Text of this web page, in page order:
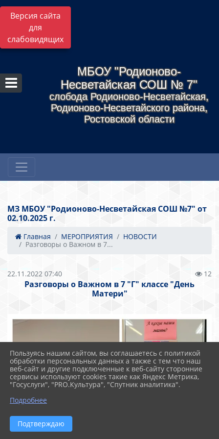
Версия сайта
для
слабовидящих
МБОУ "Родионово-
Несветайская СОШ № 7"
слобода Родионово-Несветайская,
Родионово-Несветайского района,
Ростовской области
МЗ МБОУ "Родионово-Несветайская СОШ №7" от
02.10.2025 г.
Главная МЕРОПРИЯТИЯ
НОВОСТИ
Разговоры о Важном в 7...
22.11.2022 07:40 12
Разговоры о Важном в 7 "Г" классе "День
Матери"
Пользуясь нашим сайтом, вы соглашаетесь с политикой
обработки персональных данных а также с тем что наш
веб-сайт и другие подключенные к веб-сайту сторонние
сервисы используют cookies такие как Яндекс Метрика,
"Госуслуги", "PRO.Культура", "Спутник аналитика".
Подробнее
Подтверждаю